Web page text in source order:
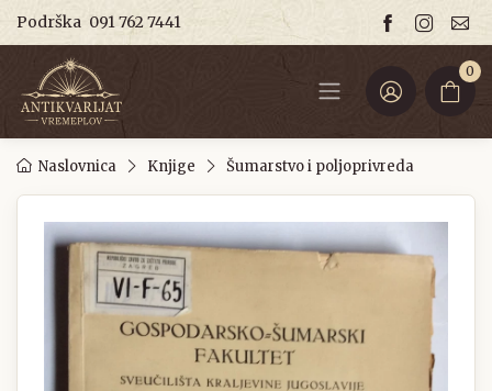
Podrška 091 762 7441
0
Naslovnica Knjige Šumarstvo i poljoprivreda